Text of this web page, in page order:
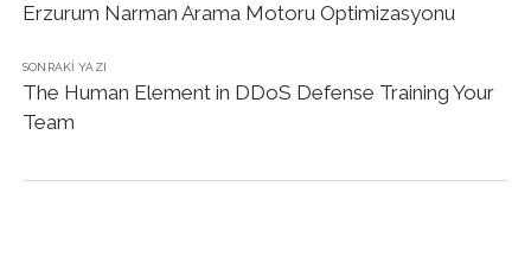
Erzurum Narman Arama Motoru Optimizasyonu
SONRAKI YAZI
The Human Element in DDoS Defense Training Your
Team